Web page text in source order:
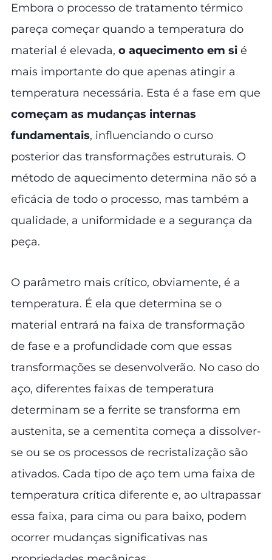
Embora o processo de tratamento térmico
pareça começar quando a temperatura do
material é elevada, o aquecimento em si é
mais importante do que apenas atingir a
temperatura necessária. Esta é a fase em que
começam as mudanças internas
fundamentais, influenciando o curso
posterior das transformações estruturais. O
método de aquecimento determina não só a
eficácia de todo o processo, mas também a
qualidade, a uniformidade e a segurança da
peça.
O parâmetro mais crítico, obviamente, é a
temperatura. É ela que determina se o
material entrará na faixa de transformação
de fase e a profundidade com que essas
transformações se desenvolverão. No caso do
aço, diferentes faixas de temperatura
determinam se a ferrite se transforma em
austenita, se a cementita começa a dissolver-
se ou se os processos de recristalização são
ativados. Cada tipo de aço tem uma faixa de
temperatura crítica diferente e, ao ultrapassar
essa faixa, para cima ou para baixo, podem
ocorrer mudanças significativas nas